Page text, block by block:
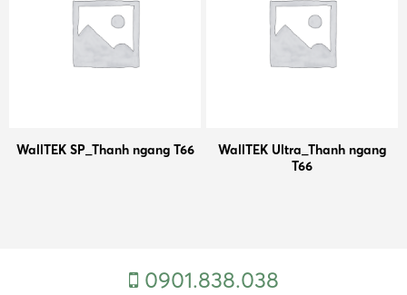
WallTEK SP_Thanh ngang T66
WallTEK Ultra_Thanh ngang
T66
0901.838.038